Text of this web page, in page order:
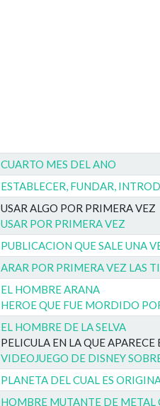
CUARTO MES DEL ANO
ESTABLECER, FUNDAR,
USAR ALGO POR PRIMERA VEZ
USAR POR PRIMERA VEZ
PUBLICACION QUE SALE UNA
ARAR POR PRIMERA VEZ LAS
EL HOMBRE ARANA
HEROE QUE FUE MORDIDO
EL HOMBRE DE LA SELVA
PELICULA EN LA QUE
VIDEOJUEGO DE DISNEY
PLANETA DEL CUAL ES
HOMBRE MUTANTE DE METAL